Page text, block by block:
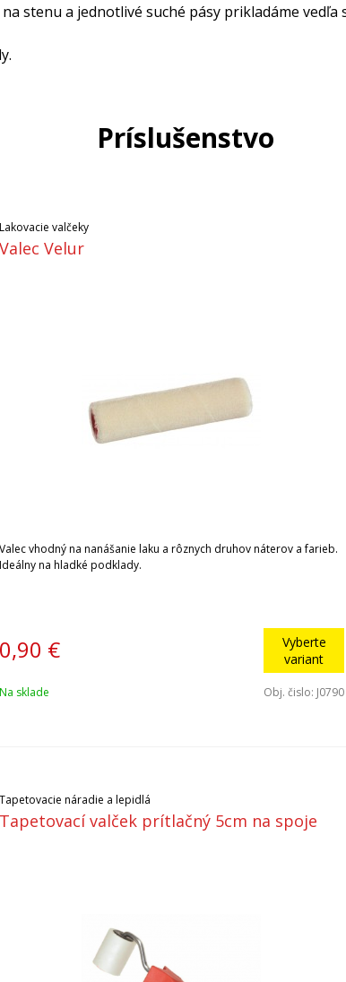
stenu a jednotlivé suché pásy prikladáme
Príslušenstvo
Lakovacie valčeky
Valec Velur
Valec vhodný na nanášanie laku a rôznych druhov náterov a farieb.
Ideálny na hladké podklady.
0,90 €
Vyberte
variant
Na sklade Obj. čislo: J0790
Tapetovacie náradie a lepidlá
Tapetovací valček prítlačný 5cm na spoje